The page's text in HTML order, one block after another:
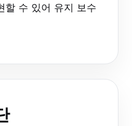
할 수 있어 유지 보수